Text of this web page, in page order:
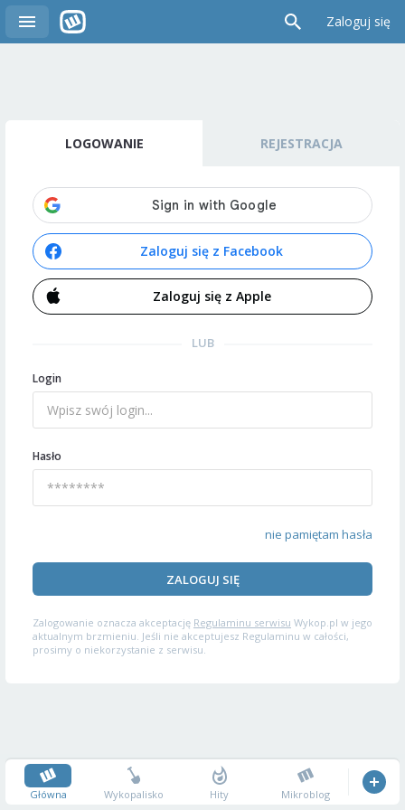
Zaloguj się
LOGOWANIE REJESTRACJA
Zaloguj się z Facebook
Zaloguj się z Apple
LUB
Login
Hasło
nie pamiętam hasła
ZALOGUJ SIĘ
Zalogowanie oznacza akceptację Regulaminu serwisu Wykop.pl w jego
aktualnym brzmieniu. Jeśli nie akceptujesz Regulaminu w całości,
prosimy o niekorzystanie z serwisu.
Główna Wykopalisko Hity Mikroblog